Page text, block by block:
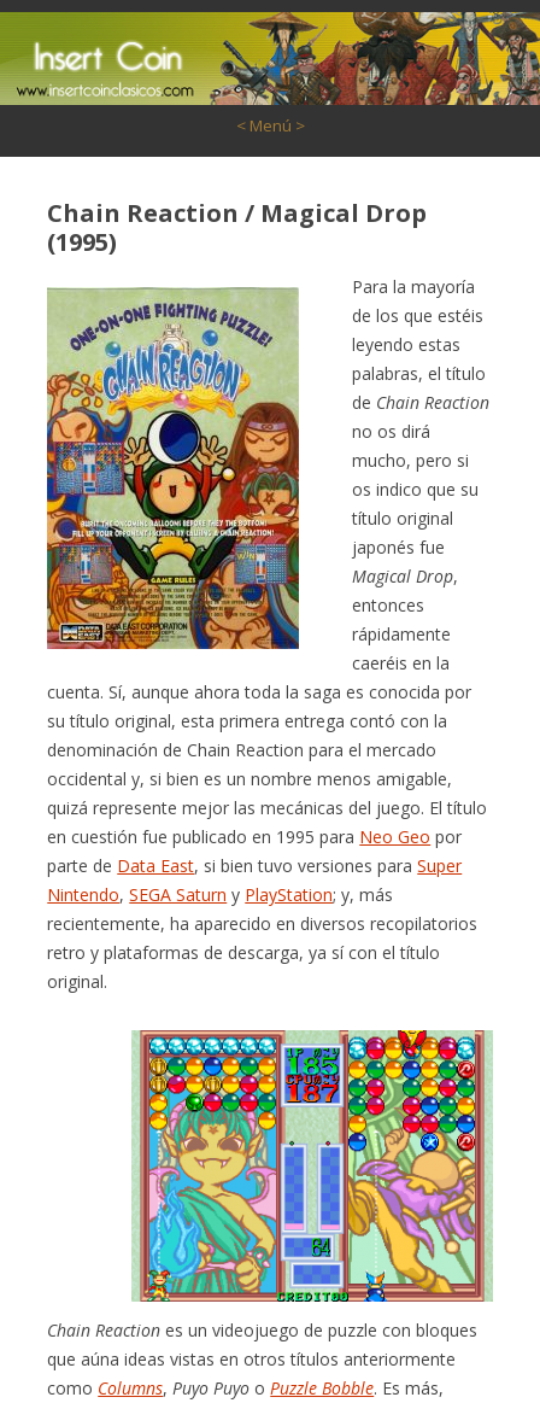
< Menú >
Chain Reaction / Magical Drop
(1995)
Para la mayoría
de los que estéis
leyendo estas
palabras, el título
de Chain Reaction
no os dirá
mucho, pero si
os indico que su
título original
japonés fue
Magical Drop,
entonces
rápidamente
caeréis en la
cuenta. Sí, aunque ahora toda la saga es conocida por
su título original, esta primera entrega contó con la
denominación de Chain Reaction para el mercado
occidental y, si bien es un nombre menos amigable,
quizá represente mejor las mecánicas del juego. El título
en cuestión fue publicado en 1995 para Neo Geo por
parte de Data East, si bien tuvo versiones paraSuper
Nintendo,SEGA Saturn y PlayStation; y, más
recientemente, ha aparecido en diversos recopilatorios
retro y plataformas de descarga, ya sí con el título
original.
Chain Reaction es un videojuego de puzzle con bloques
que aúna ideas vistas en otros títulos anteriormente
como Columns, Puyo Puyo o Puzzle Bobble. Es más,